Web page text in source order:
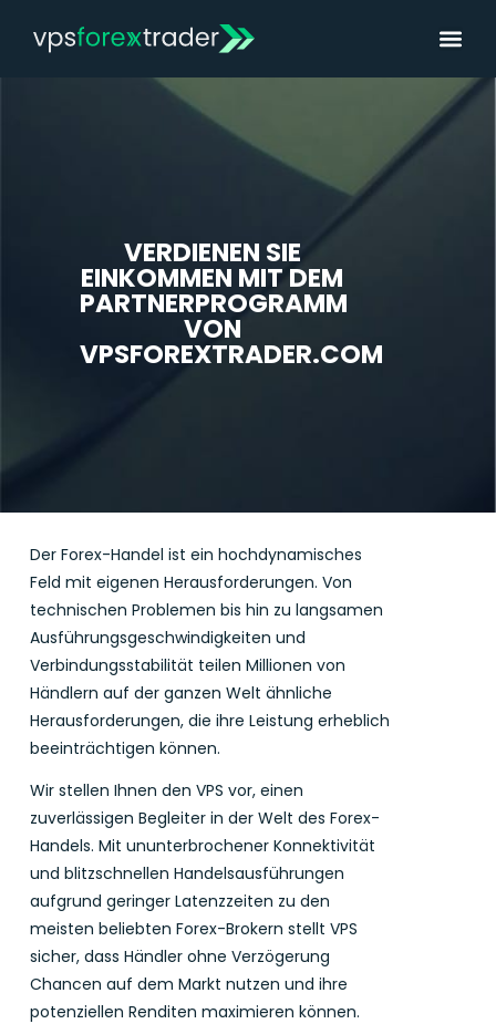
VERDIENEN SIE
EINKOMMEN MIT DEM
PARTNERPROGRAMM
VON
VPSFOREXTRADER.COM
Der Forex-Handel ist ein hochdynamisches
Feld mit eigenen Herausforderungen. Von
technischen Problemen bis hin zu langsamen
Ausführungsgeschwindigkeiten und
Verbindungsstabilität teilen Millionen von
Händlern auf der ganzen Welt ähnliche
Herausforderungen, die ihre Leistung erheblich
beeinträchtigen können.
Wir stellen Ihnen den VPS vor, einen
zuverlässigen Begleiter in der Welt des Forex-
Handels. Mit ununterbrochener Konnektivität
und blitzschnellen Handelsausführungen
aufgrund geringer Latenzzeiten zu den
meisten beliebten Forex-Brokern stellt VPS
sicher, dass Händler ohne Verzögerung
Chancen auf dem Markt nutzen und ihre
potenziellen Renditen maximieren können.